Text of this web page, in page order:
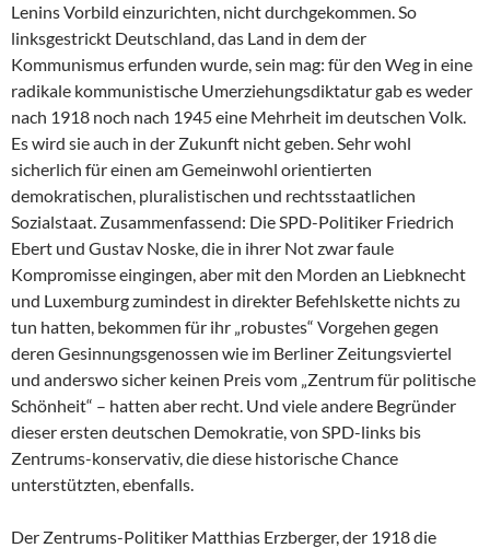
Lenins Vorbild einzurichten, nicht durchgekommen. So
linksgestrickt Deutschland, das Land in dem der
Kommunismus erfunden wurde, sein mag: für den Weg in eine
radikale kommunistische Umerziehungsdiktatur gab es weder
nach 1918 noch nach 1945 eine Mehrheit im deutschen Volk.
Es wird sie auch in der Zukunft nicht geben. Sehr wohl
sicherlich für einen am Gemeinwohl orientierten
demokratischen, pluralistischen und rechtsstaatlichen
Sozialstaat. Zusammenfassend: Die SPD-Politiker Friedrich
Ebert und Gustav Noske, die in ihrer Not zwar faule
Kompromisse eingingen, aber mit den Morden an Liebknecht
und Luxemburg zumindest in direkter Befehlskette nichts zu
tun hatten, bekommen für ihr „robustes“ Vorgehen gegen
deren Gesinnungsgenossen wie im Berliner Zeitungsviertel
und anderswo sicher keinen Preis vom „Zentrum für politische
Schönheit“ – hatten aber recht. Und viele andere Begründer
dieser ersten deutschen Demokratie, von SPD-links bis
Zentrums-konservativ, die diese historische Chance
unterstützten, ebenfalls.
Der Zentrums-Politiker Matthias Erzberger, der 1918 die